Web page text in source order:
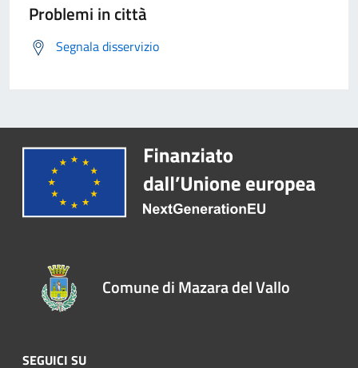
Problemi in città
Segnala disservizio
Comune di Mazara del Vallo
SEGUICI SU